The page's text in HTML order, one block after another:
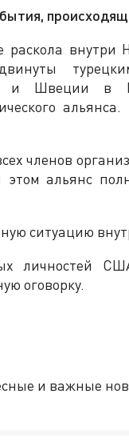
внутри
и Швеции в
членов
альянс
ситуацию
личностей
оговорку.
и важные